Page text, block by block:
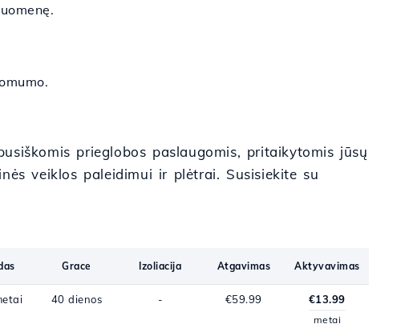
prieglobos paslaugomis, pritaikytomis jūsų
veiklos paleidimui ir plėtrai. Susisiekite su
Grace Izoliacija Atgavimas Aktyvavimas
40 dienos - €59.99 €13.99
metai